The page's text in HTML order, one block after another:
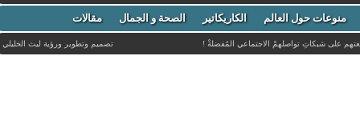
مواليد
موت ميسي ميلان نادي نشر
وفاة وفيات يوتيوب منوعات حول العالم الكاريكاتير الصحة و الجمال مقالات
على شبكاتِ تواصلهمْ الاجتماعي المُفضلةْ ! تصميم وتطوير ورؤيةليث الخليلي